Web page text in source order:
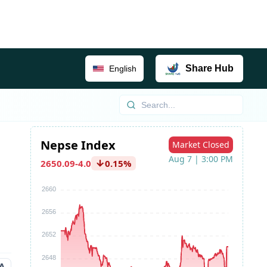
English Share Hub